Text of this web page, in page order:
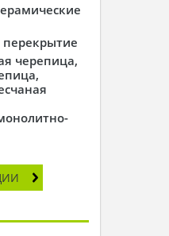
черепица,